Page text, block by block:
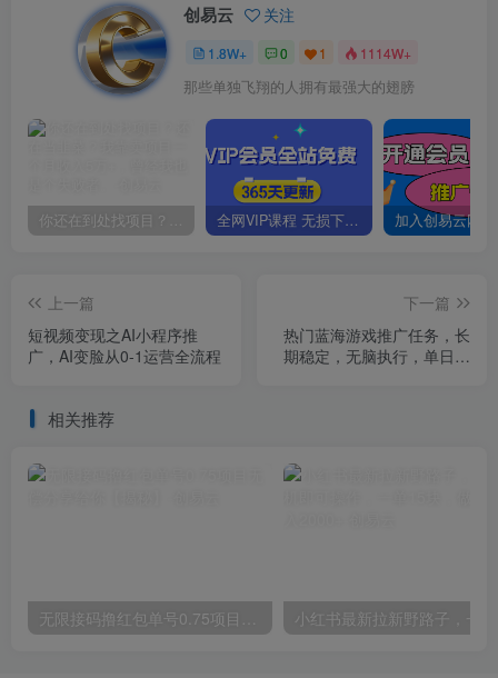
创易云 关注
1.8W+ 0 1 1114W+
那些单独飞翔的人拥有最强大的翅膀
你还在到处找项目？还在当韭菜？我靠卖项目一个月收入5万+，曾经我也是个失败者。 全网VIP课程 无损下载~
上一篇
短视频变现之AI小程序推
广，AI变脸从0-1运营全流程
下一篇
热门蓝海游戏推广任务，长
期稳定，无脑执行，单日收
相关推荐
无限接码撸红包单号0.75项目无偿分享给你【揭秘】